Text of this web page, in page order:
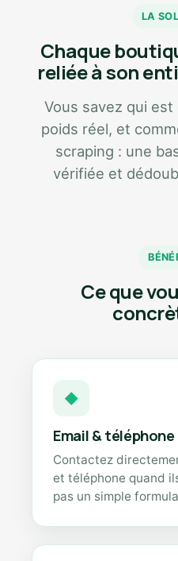
LA
Chaque
reliée à son
Vous savez qui
poids réel, et
scraping : une
vérifiée et
Ce que
◆
Email &
Contactez
et téléphone quand
pas un simple